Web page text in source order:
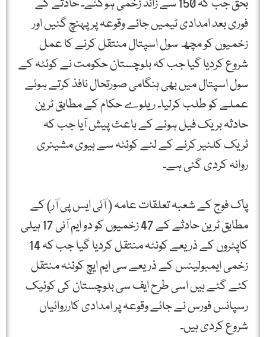
فوری بعد امدادی ٹیمیں جائے وقوعہ پر پہنچ گئیں اور
زخمیوں کو مچھ سول اسپتال منتقل کرنے کا عمل
شروع کردیا گیا جب کہ بلوچستان حکومت نے کوئٹہ کے
سول اسپتال میں بھی ہنگامی صورتحال نافذ کرتے ہوئے
عملے کو طلب کرلیا۔ ریلوے حکام کے مطابق ٹرین
حادثہ بریک فیل ہونے کے باعث پیش آیا جب کہ
ٹریک کلئیر کرنے کے لئے کوئٹہ سے ہیوی مشینری
روانہ کردی گئی ہے۔
پاک فوج کے شعبہ تعلقات عامہ ( آئی ایس پی آر) کے
مطابق ٹرین حادثے کے 47 زخمیوں کو دو ایم آئی 17 ہیلی
کاپٹروں کے ذریعے کوئٹہ منتقل کردیا گیا جب کہ 14
زخمی ایمبولینس کے ذریعے سی ایم ایچ کوئٹہ منتقل
کئے گئے ہیں اسی طرح ایف سی بلوچستان کی کوئیک
رسپانس فورس نے جائے وقوعہ پر امدادی کارروائیاں
شروع کردی ہیں۔